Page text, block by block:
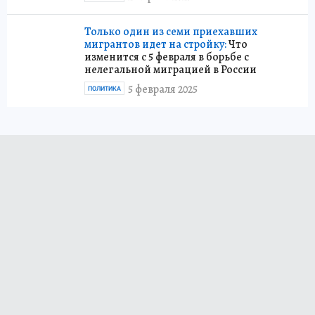
Только один из семи приехавших
мигрантов идет на стройку:Что
изменится с 5 февраля в борьбе с
нелегальной миграцией в России
5 февраля 2025
ПОЛИТИКА